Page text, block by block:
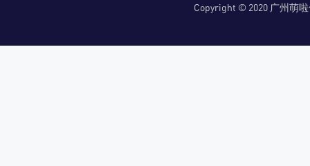
Copyright © 2020 广州萌